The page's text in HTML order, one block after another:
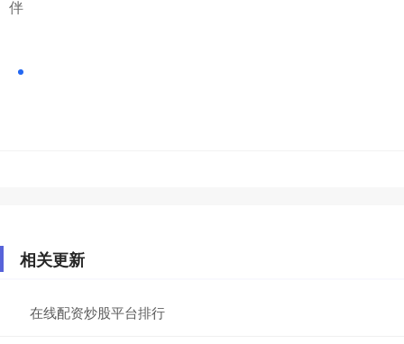
伴
相关更新
在线配资炒股平台排行